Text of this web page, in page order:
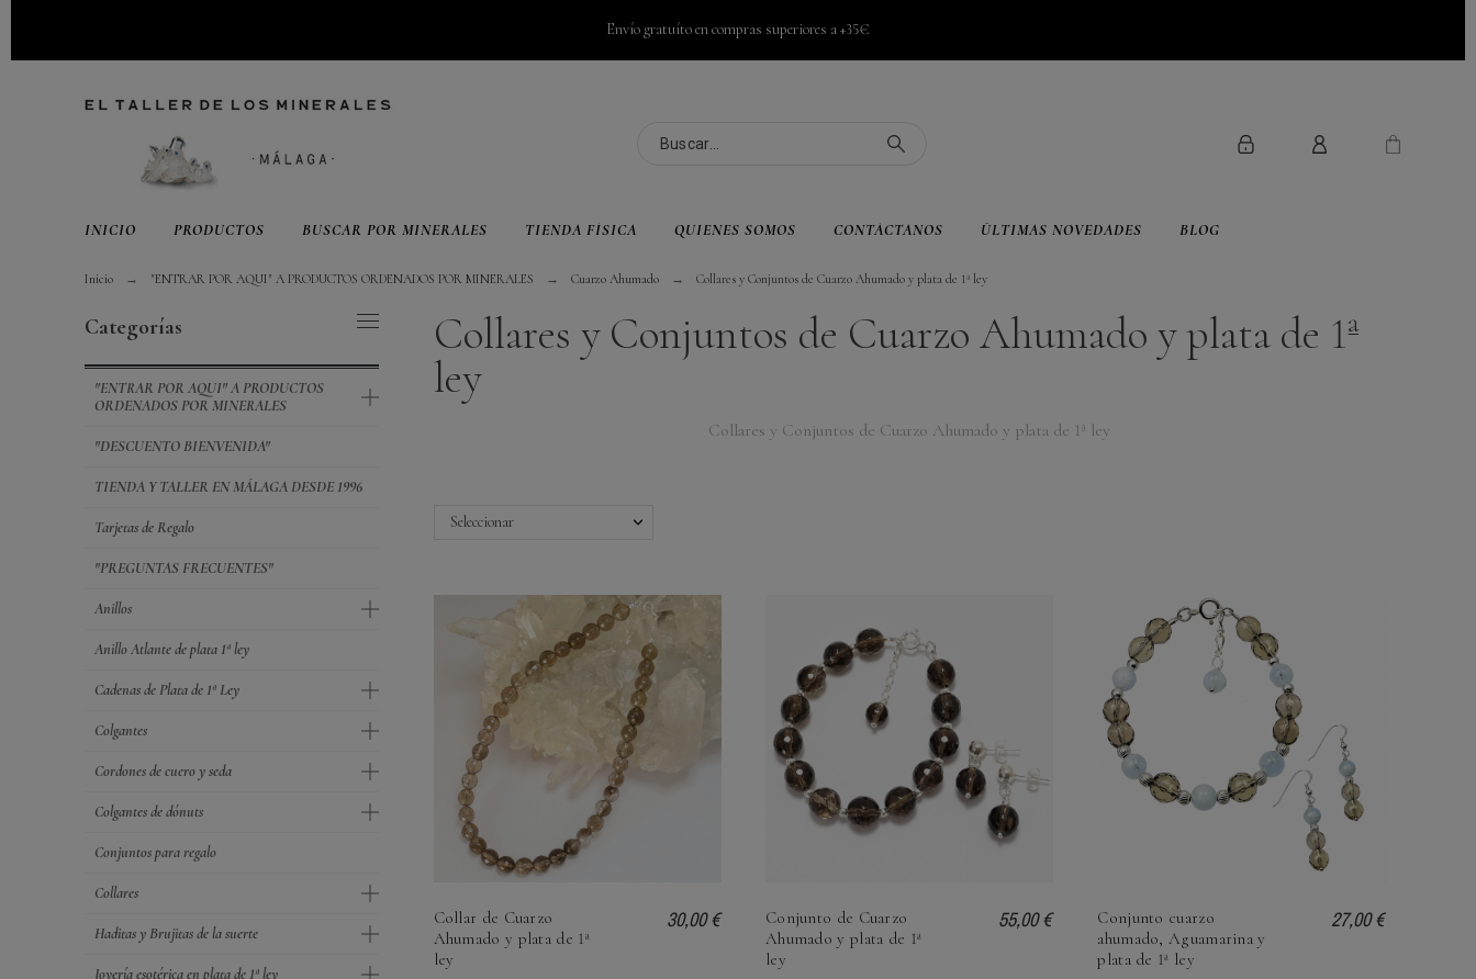
Envío gratuíto en compras superiores a +35€
INICIO PRODUCTOS BUSCAR POR MINERALES TIENDA FÍSICA QUIENES SOMOS CONTÁCTANOS ÚLTIMAS NOVEDADES BLOG
Inicio "ENTRAR POR AQUI" A PRODUCTOS ORDENADOS POR MINERALES Cuarzo Ahumado Collares y Conjuntos de Cuarzo Ahumado y plata de 1ª ley
Categorías
"ENTRAR POR AQUI" A PRODUCTOS
ORDENADOS POR MINERALES
"DESCUENTO BIENVENIDA"
TIENDA Y TALLER EN MÁLAGA DESDE 1996
Tarjetas de Regalo
"PREGUNTAS FRECUENTES"
Anillos
Anillo Atlante de plata 1ª ley
Cadenas de Plata de 1ª Ley
Colgantes
Cordones de cuero y seda
Colgantes de dónuts
Conjuntos para regalo
Collares
Haditas y Brujitas de la suerte
Joyería esotérica en plata de 1ª ley
Collares y Conjuntos de Cuarzo Ahumado y plata de 1ª
ley
Collares y Conjuntos de Cuarzo Ahumado y plata de 1ª ley
Seleccionar
Collar de Cuarzo
Ahumado y plata de 1ª
ley
30,00 €
Conjunto de Cuarzo
Ahumado y plata de 1ª
ley
55,00 €
Conjunto cuarzo
ahumado, Aguamarina y
plata de 1ª ley
27,00 €